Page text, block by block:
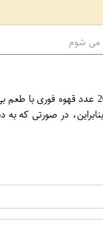
ف
می شوم
در صورتی